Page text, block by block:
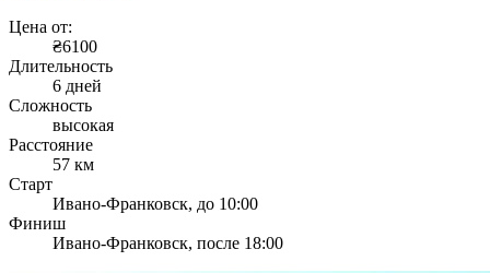
Цена от:
₴6100
Длительность
6 дней
Сложность
высокая
Расстояние
57 км
Старт
Ивано-Франковск, до 10:00
Финиш
Ивано-Франковск, после 18:00